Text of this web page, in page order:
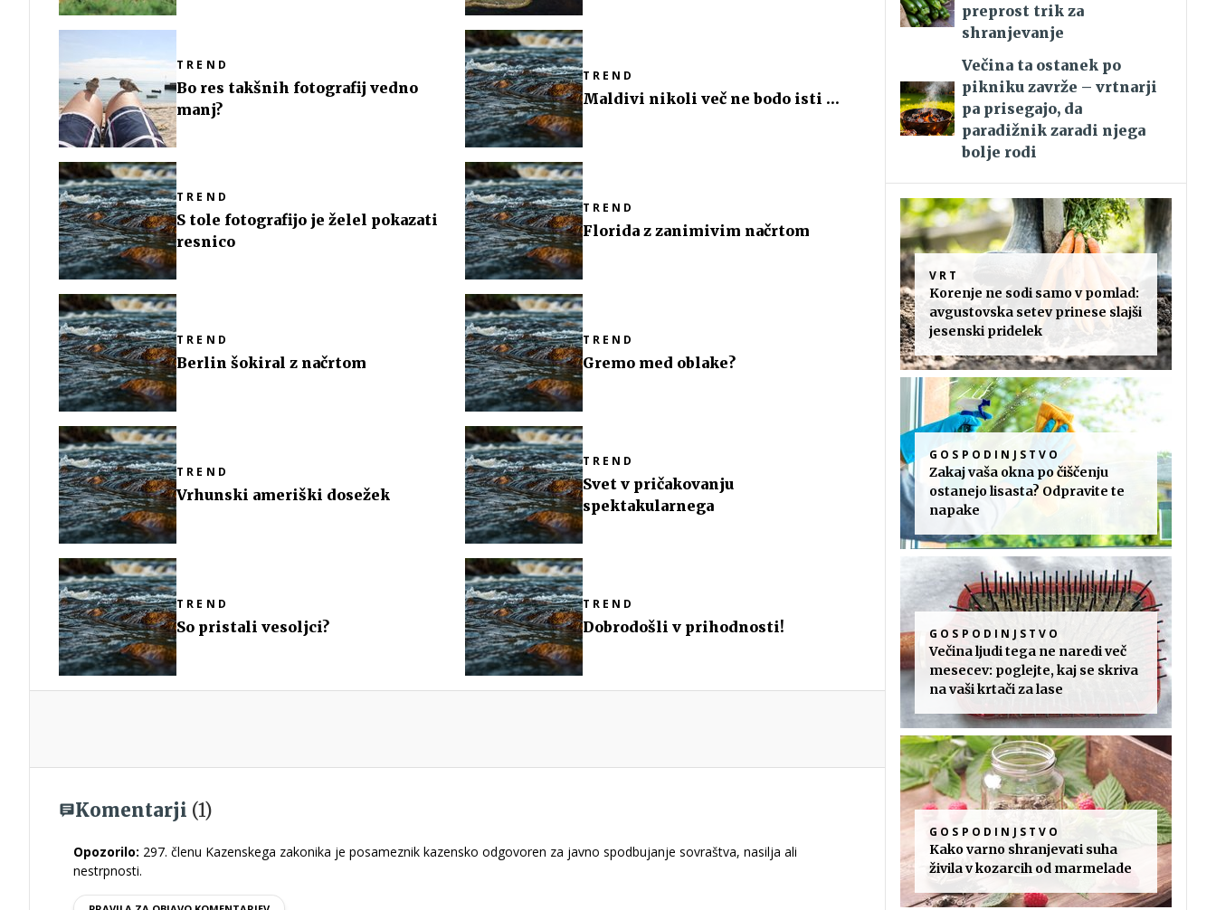
TREND
Bo res takšnih fotografij vedno
manj?
TREND
Maldivi nikoli več ne bodo isti …
TREND
S tole fotografijo je želel pokazati
resnico
TREND
Florida z zanimivim načrtom
TREND
Berlin šokiral z načrtom
TREND
Gremo med oblake?
TREND
Vrhunski ameriški dosežek
TREND
Svet v pričakovanju
spektakularnega
TREND
So pristali vesoljci?
TREND
Dobrodošli v prihodnosti!
Komentarji (1)
Opozorilo: 297. členu Kazenskega zakonika je posameznik kazensko odgovoren za javno spodbujanje sovraštva, nasilja ali
nestrpnosti.
preprost trik za
shranjevanje
Večina ta ostanek po
pikniku zavrže – vrtnarji
pa prisegajo, da
paradižnik zaradi njega
bolje rodi
VRT
Korenje ne sodi samo v pomlad:
avgustovska setev prinese slajši
jesenski pridelek
GOSPODINJSTVO
Zakaj vaša okna po čiščenju
ostanejo lisasta? Odpravite te
napake
GOSPODINJSTVO
Večina ljudi tega ne naredi več
mesecev: poglejte, kaj se skriva
na vaši krtači za lase
GOSPODINJSTVO
Kako varno shranjevati suha
živila v kozarcih od marmelade